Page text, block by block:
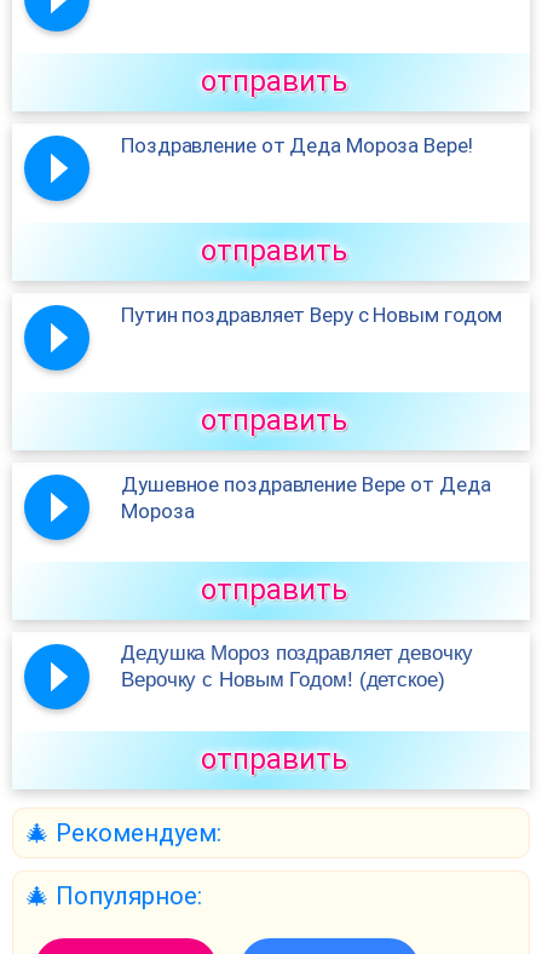
отправить
Поздравление от Деда Мороза Вере!
отправить
Путин поздравляет Веру с Новым годом
отправить
Душевное поздравление Вере от Деда
Мороза
отправить
Дедушка Мороз поздравляет девочку
Верочку с Новым Годом! (детское)
отправить
🎄 Рекомендуем:
🎄 Популярное: